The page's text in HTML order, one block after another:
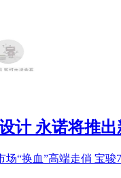
计 永诺将推出